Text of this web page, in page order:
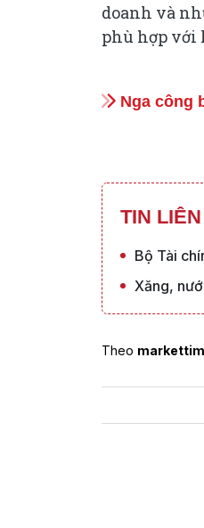
doanh và
phù hợp với
Nga công
TIN
Bộ Tài
Xăng,
Theo